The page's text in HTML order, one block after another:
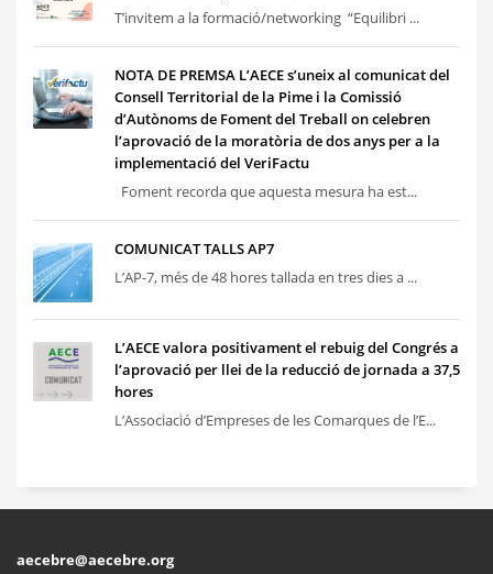
T’invitem a la formació/networking “Equilibri ...
NOTA DE PREMSA L’AECE s’uneix al comunicat del
Consell Territorial de la Pime i la Comissió
d’Autònoms de Foment del Treball on celebren
l’aprovació de la moratòria de dos anys per a la
implementació del VeriFactu
Foment recorda que aquesta mesura ha est...
COMUNICAT TALLS AP7
L’AP-7, més de 48 hores tallada en tres dies a ...
L’AECE valora positivament el rebuig del Congrés a
l’aprovació per llei de la reducció de jornada a 37,5
hores
L’Associació d’Empreses de les Comarques de l’E...
aecebre@aecebre.org